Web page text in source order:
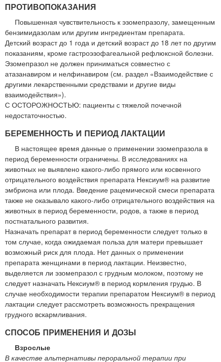
ПРОТИВОПОКАЗАНИЯ
Повышенная чувствительность к эзомепразолу, замещенным
бензимидазолам или другим ингредиентам препарата.
Детский возраст до 1 года и детский возраст до 18 лет по другим
показаниям, кроме гастроэзофагеальной рефлюксной болезни.
Эзомепразол не должен приниматься совместно с
атазанавиром и нелфинавиром (см. раздел «Взаимодействие с
другими лекарственными средствами и другие виды
взаимодействия»).
С ОСТОРОЖНОСТЬЮ: пациенты с тяжелой почечной
недостаточностью.
БЕРЕМЕННОСТЬ И ПЕРИОД ЛАКТАЦИИ
В настоящее время данные о применении эзомепразола в
период беременности ограничены. В исследованиях на
животных не выявлено какого-либо прямого или косвенного
отрицательного воздействия препарата Нексиум® на развитие
эмбриона или плода. Введение рацемической смеси препарата
также не оказывало какого-либо отрицательного воздействия на
животных в период беременности, родов, а также в период
постнатального развития.
Назначать препарат в период беременности следует только в
том случае, когда ожидаемая польза для матери превышает
возможный риск для плода. Нет данных о применении
препарата женщинами в период лактации. Неизвестно,
выделяется ли эзомепразол с грудным молоком, поэтому не
следует назначать Нексиум® в период кормления грудью. В
случае необходимости терапии препаратом Нексиум® в период
лактации следует рассмотреть возможность прекращения
грудного вскармливания.
СПОСОБ ПРИМЕНЕНИЯ И ДОЗЫ
Взрослые
В качестве альтернативы пероральной терапии при